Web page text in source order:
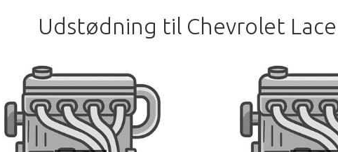
Udstødning til Chevrolet